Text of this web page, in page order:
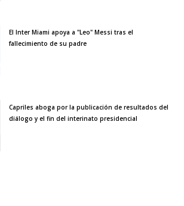
El Inter Miami apoya a "Leo" Messi tras el
fallecimiento de su padre
Capriles aboga por la publicación de resultados del
diálogo y el fin del interinato presidencial